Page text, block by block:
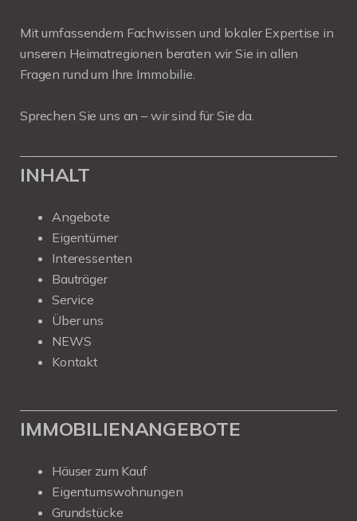
Mit umfassendem Fachwissen und lokaler Expertise in
unseren Heimatregionen beraten wir Sie in allen
Fragen rund um Ihre Immobilie.
Sprechen Sie uns an – wir sind für Sie da.
INHALT
Angebote
Eigentümer
Interessenten
Bauträger
Service
Über uns
NEWS
Kontakt
IMMOBILIENANGEBOTE
Häuser zum Kauf
Eigentumswohnungen
Grundstücke